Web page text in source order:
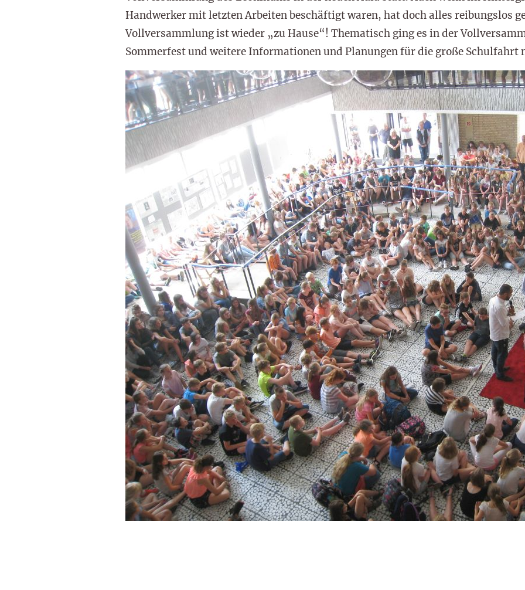
Handwerker mit letzten Arbeiten beschäftigt waren, hat doch alles reibungslos
Vollversammlung ist wieder „zu Hause“! Thematisch ging es in der
Sommerfest und weitere Informationen und Planungen für die große Schulfahrt